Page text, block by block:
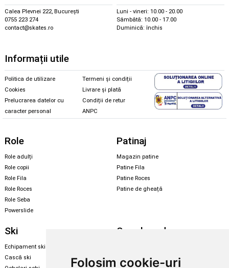
Folosim cookie-uri
Calea Plevnei 222, București
0755 223 274
contact@skates.ro
Luni - vineri: 10.00 - 20.00
Sâmbătă: 10.00 - 17.00
Duminică: închis
Informații utile
Politica de utilizare
Cookies
Prelucrarea datelor cu
caracter personal
Termeni și condiții
Livrare și plată
Condiții de retur
ANPC
Role
Role adulți
Role copii
Role Fila
Role Roces
Role Seba
Powerslide
Patinaj
Magazin patine
Patine Fila
Patine Roces
Patine de gheață
Ski
Echipament ski
Cască ski
Snowboard
Echipament snowboard